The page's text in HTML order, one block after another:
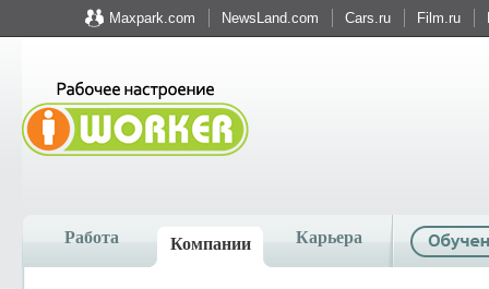
Maxpark.com NewsLand.com Cars.ru Film.ru
Работа Компании Карьера